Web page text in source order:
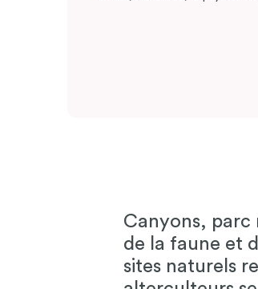
Canyons, parc
de la faune et
sites naturels